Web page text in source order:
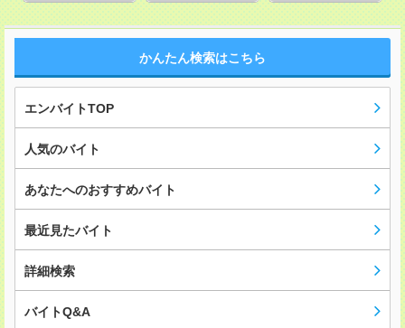
かんたん検索はこちら
エンバイトTOP
人気のバイト
あなたへのおすすめバイト
最近見たバイト
詳細検索
バイトQ&A